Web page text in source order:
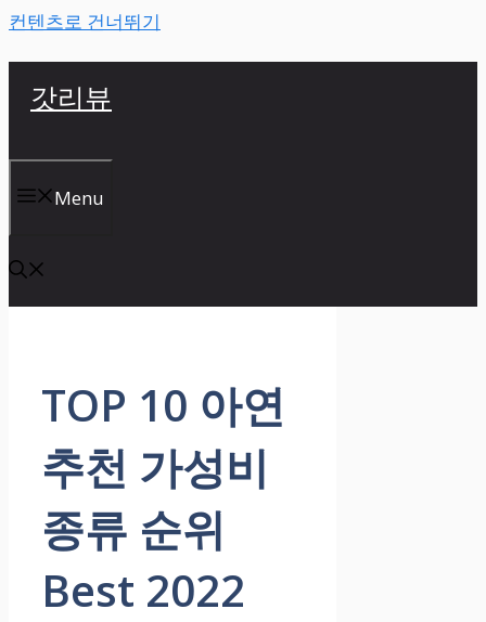
컨텐츠로 건너뛰기
갓리뷰
Menu
TOP 10 아연
추천 가성비
종류 순위
Best 2022